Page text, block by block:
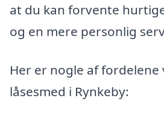
at du kan forvente
og en mere personlig
Her er nogle af
låsesmed i Rynkeby: